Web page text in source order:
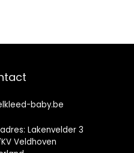
baby.be
Lakenvelder 3
Veldhoven